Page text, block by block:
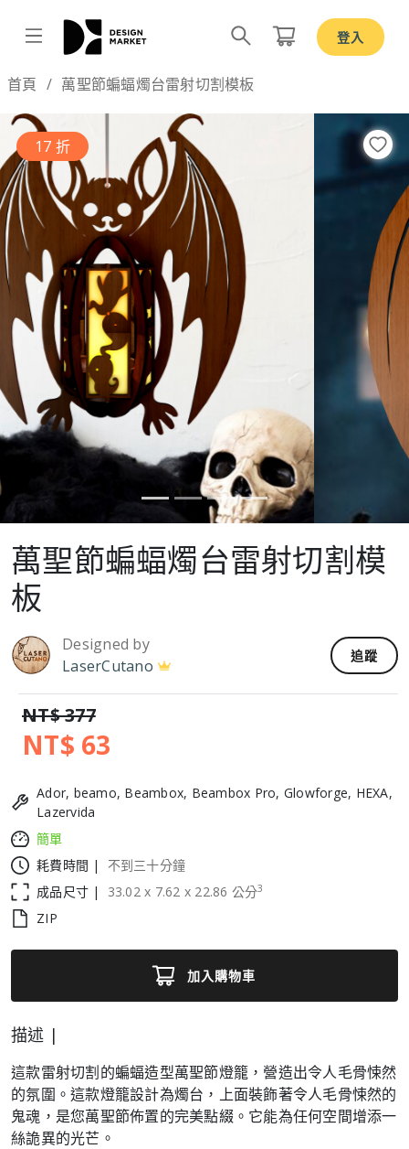
登入
首頁 萬聖節蝙蝠燭台雷射切割模板
17 折
Previous
萬聖節蝙蝠燭台雷射切割模
板
Designed by
LaserCutano
追蹤
NT$ 377
NT$ 63
Ador, beamo, Beambox, Beambox Pro, Glowforge, HEXA,
Lazervida
簡單
耗費時間 |
不到三十分鐘
成品尺寸 |
33.02x 7.62 x 22.86 公分3
ZIP
加入購物車
描述 |
這款雷射切割的蝙蝠造型萬聖節燈籠，營造出令人毛骨悚然
的氛圍。這款燈籠設計為燭台，上面裝飾著令人毛骨悚然的
鬼魂，是您萬聖節佈置的完美點綴。它能為任何空間增添一
絲詭異的光芒。